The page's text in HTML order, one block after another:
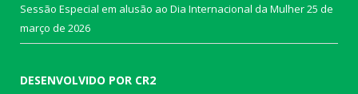
Sessão Especial em alusão ao Dia Internacional da Mulher25 de
março de 2026
DESENVOLVIDO POR CR2